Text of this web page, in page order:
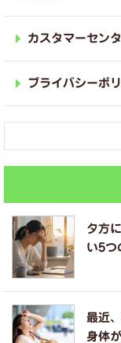
カスタマーセン
プライバシーポ
夕方
い5つ
最近
身体